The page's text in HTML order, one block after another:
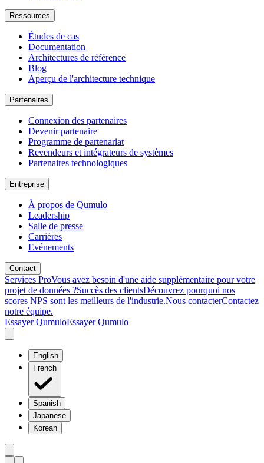
Ressources
Études de cas
Documentation
Architectures de référence
Blog
Aperçu de l'architecture technique
Partenaires
Connexion des partenaires
Devenir partenaire
Programme de partenariat
Revendeurs et intégrateurs de systèmes
Partenaires technologiques
Entreprise
À propos de Qumulo
Leadership
Salle de presse
Carrières
Evénements
Contact
Services ProVous avez besoin d'une aide supplémentaire pour votre
projet de données ?Succès des clientsDécouvrez pourquoi nos
scores NPS sont les meilleurs de l'industrie.Nous contacterContactez
notre équipe.
Essayer QumuloEssayer Qumulo
English
French
Spanish
Japanese
Korean